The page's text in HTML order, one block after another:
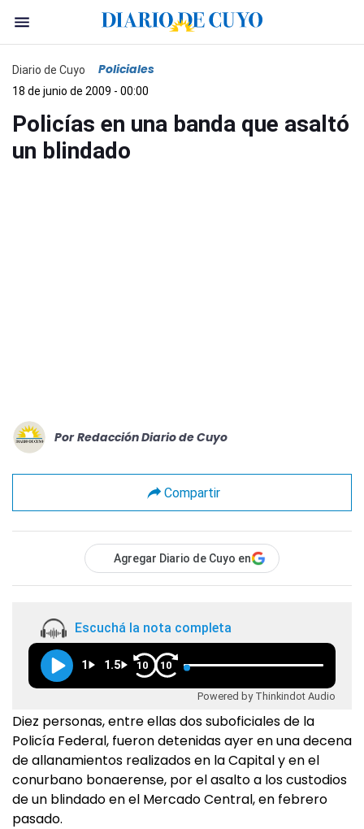
Diario de Cuyo Policiales
18 de junio de 2009 - 00:00
Policías en una banda que asaltó
un blindado
Por Redacción Diario de Cuyo
Compartir
Agregar Diario de Cuyo en
Escuchá la nota completa
1 1.5 10 10
Powered by Thinkindot Audio
Diez personas, entre ellas dos suboficiales de la
Policía Federal, fueron detenidas ayer en una decena
de allanamientos realizados en la Capital y en el
conurbano bonaerense, por el asalto a los custodios
de un blindado en el Mercado Central, en febrero
pasado.